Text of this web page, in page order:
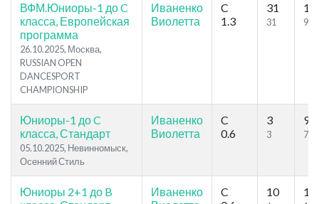
ВФМ.Юниоры-1 до C
класса, Европейская
программа
26.10.2025, Москва,
RUSSIAN OPEN
DANCESPORT
CHAMPIONSHIP
Иваненко
Виолетта
C
1.3
31
31 99
Юниоры-1 до C
класса, Стандарт
05.10.2025, Невинномыск,
Осенний Стиль
Иваненко
Виолетта
C
0.6
3
3
9
7
Юниоры 2+1 до B
Иваненко
C
10 18